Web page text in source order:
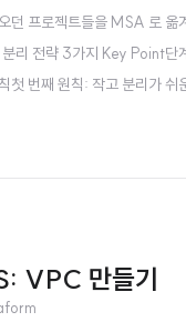
프로젝트들을 MSA 로 옮
리 전략 3가지 Key Point단
첫 번째 원칙: 작고 분리가
VPC 만들기